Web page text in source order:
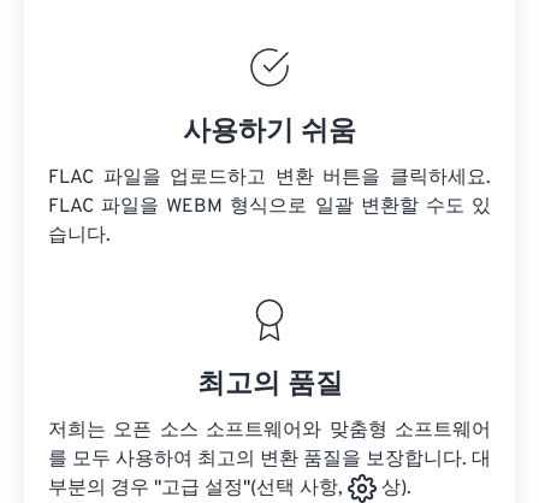
사용하기 쉬움
FLAC 파일을 업로드하고 변환 버튼을 클릭하세요.
FLAC 파일을 WEBM 형식으로 일괄 변환할 수도 있
습니다.
최고의 품질
저희는 오픈 소스 소프트웨어와 맞춤형 소프트웨어
를 모두 사용하여 최고의 변환 품질을 보장합니다. 대
부분의 경우 "고급 설정"(선택 사항,
상).